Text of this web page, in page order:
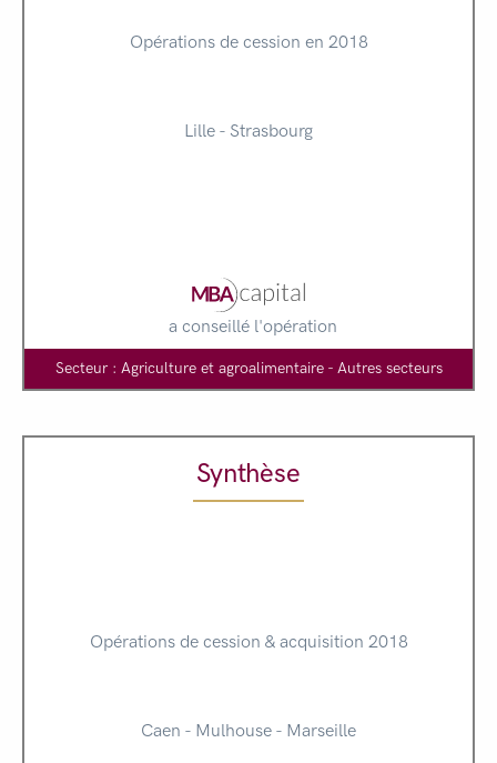
Opérations de cession en 2018
Lille - Strasbourg
a conseillé l'opération
Secteur : Agriculture et agroalimentaire - Autres secteurs
Synthèse
Opérations de cession & acquisition 2018
Caen - Mulhouse - Marseille